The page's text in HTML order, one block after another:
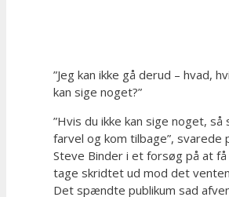
”Jeg kan ikke gå derud – hvad,
kan sige noget?”
”Hvis du ikke kan sige noget, så
farvel og kom tilbage”, svarede
Steve Binder i et forsøg på at
tage skridtet ud mod det
Det spændte publikum sad